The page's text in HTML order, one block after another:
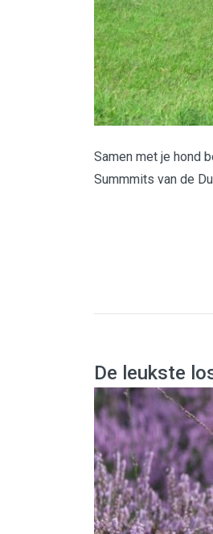
Samen met je hond
Summmits van de
De leukste